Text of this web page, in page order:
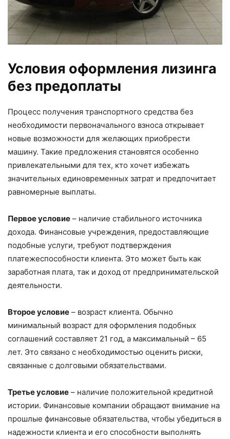
Условия оформления лизинга
без предоплаты
Процесс получения транспортного средства без
необходимости первоначального взноса открывает
новые возможности для желающих приобрести
машину. Такие предложения становятся особенно
привлекательными для тех, кто хочет избежать
значительных единовременных затрат и предпочитает
равномерные выплаты.
Первое условие – наличие стабильного источника
дохода. Финансовые учреждения, предоставляющие
подобные услуги, требуют подтверждения
платежеспособности клиента. Это может быть как
заработная плата, так и доход от предпринимательской
деятельности.
Второе условие – возраст клиента. Обычно
минимальный возраст для оформления подобных
соглашений составляет 21 год, а максимальный – 65
лет. Это связано с необходимостью оценить риски,
связанные с долговыми обязательствами.
Третье условие – наличие положительной кредитной
истории. Финансовые компании обращают внимание на
прошлые финансовые обязательства, чтобы убедиться в
надежности клиента и его способности выполнять